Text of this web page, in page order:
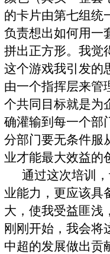
的卡片由第七组统
负责想出如何用一
拼出正方形。我觉
这个游戏我引发的
由一个指挥层来管
个共同目标就是为
确灌输到每一个部
分部门要无条件服
业才能最大效益的
通过这次培训，
业能力，更应该具
大，使我受益匪浅
刚刚开始，我会将
中超的发展做出贡